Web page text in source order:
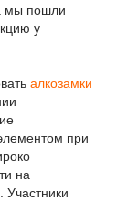
мы пошли
у
алкозамки
при
на